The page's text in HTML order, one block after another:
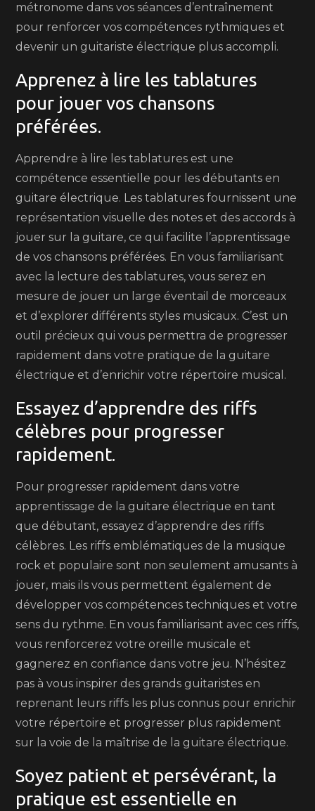
métronome dans vos séances d’entraînement
pour renforcer vos compétences rythmiques et
devenir un guitariste électrique plus accompli.
Apprenez à lire les tablatures
pour jouer vos chansons
préférées.
Apprendre à lire les tablatures est une
compétence essentielle pour les débutants en
guitare électrique. Les tablatures fournissent une
représentation visuelle des notes et des accords à
jouer sur la guitare, ce qui facilite l’apprentissage
de vos chansons préférées. En vous familiarisant
avec la lecture des tablatures, vous serez en
mesure de jouer un large éventail de morceaux
et d’explorer différents styles musicaux. C’est un
outil précieux qui vous permettra de progresser
rapidement dans votre pratique de la guitare
électrique et d’enrichir votre répertoire musical.
Essayez d’apprendre des riffs
célèbres pour progresser
rapidement.
Pour progresser rapidement dans votre
apprentissage de la guitare électrique en tant
que débutant, essayez d’apprendre des riffs
célèbres. Les riffs emblématiques de la musique
rock et populaire sont non seulement amusants à
jouer, mais ils vous permettent également de
développer vos compétences techniques et votre
sens du rythme. En vous familiarisant avec ces riffs,
vous renforcerez votre oreille musicale et
gagnerez en confiance dans votre jeu. N’hésitez
pas à vous inspirer des grands guitaristes en
reprenant leurs riffs les plus connus pour enrichir
votre répertoire et progresser plus rapidement
sur la voie de la maîtrise de la guitare électrique.
Soyez patient et persévérant, la
pratique est essentielle en